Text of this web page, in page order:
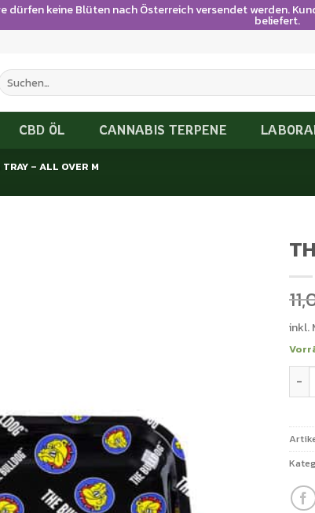
keine Blüten nach Österreich versendet werden.
beliefert.
Suchen
nach:
CBD ÖL CANNABIS TERPENE
– ALL OVER M
inkl.